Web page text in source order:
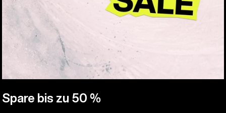
Spare bis zu 50 %